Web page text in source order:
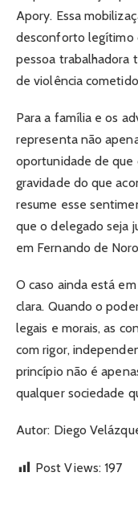
Apory. Essa
desconforto legítimo
pessoa trabalhadora
de violência
Para a família e os
representa não
oportunidade de que
gravidade do que
resume esse
que o delegado seja
em Fernando de
O caso ainda está
clara. Quando o
legais e morais, as
com rigor,
princípio não é
qualquer sociedade
Autor: Diego
Post Views: 197